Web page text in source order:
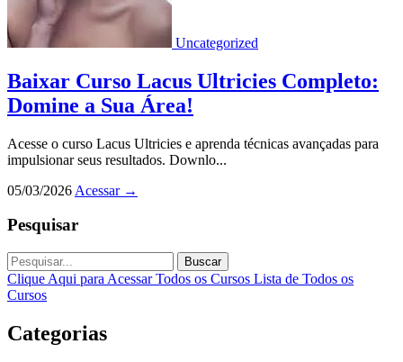
Uncategorized
Baixar Curso Lacus Ultricies Completo:
Domine a Sua Área!
Acesse o curso Lacus Ultricies e aprenda técnicas avançadas para
impulsionar seus resultados. Downlo...
05/03/2026 Acessar →
Pesquisar
Buscar
Clique Aqui para Acessar Todos os Cursos Lista de Todos os
Cursos
Categorias